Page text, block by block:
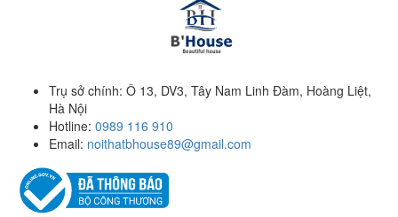
Trụ sở chính: Ô 13, DV3, Tây Nam Linh Đàm, Hoàng Liệt,
Hà Nội
Hotline: 0989 116 910
Email: noithatbhouse89@gmail.com